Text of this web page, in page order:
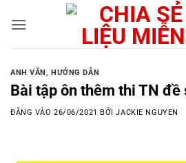
qua
ANH VĂN,HƯỚNG DẪN
Bài tập ôn thêm thi TN đề
ĐĂNG VÀO26/06/2021 BỞIJACKIE NGUYEN